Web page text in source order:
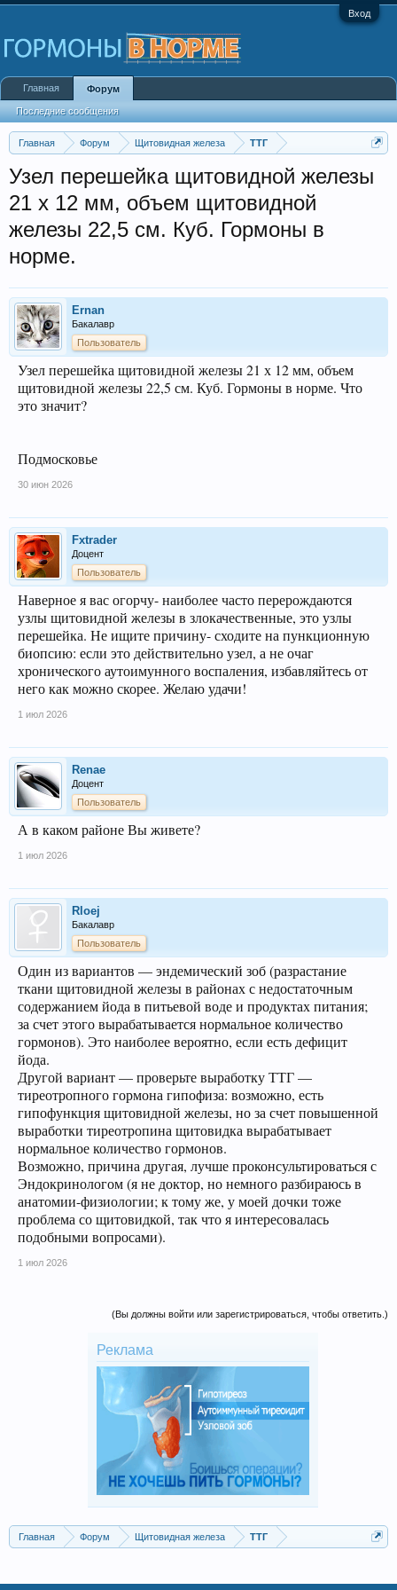
Вход
Главная Форум Щитовидная железа ТТГ
Узел перешейка щитовидной железы
21 х 12 мм, объем щитовидной
железы 22,5 см. Куб. Гормоны в
норме.
Ernan
Бакалавр
Пользователь
Узел перешейка щитовидной железы 21 х 12 мм, объем
щитовидной железы 22,5 см. Куб. Гормоны в норме. Что
это значит?
Подмосковье
30 июн 2026
Fxtrader
Доцент
Пользователь
Наверное я вас огорчу- наиболее часто перерождаются
узлы щитовидной железы в злокачественные, это узлы
перешейка. Не ищите причину- сходите на пункционную
биопсию: если это действительно узел, а не очаг
хронического аутоимунного воспаления, избавляйтесь от
него как можно скорее. Желаю удачи!
1 июл 2026
Renae
Доцент
Пользователь
А в каком районе Вы живете?
1 июл 2026
Rloej
Бакалавр
Пользователь
Один из вариантов — эндемический зоб (разрастание
ткани щитовидной железы в районах с недостаточным
содержанием йода в питьевой воде и продуктах питания;
за счет этого вырабатывается нормальное количество
гормонов). Это наиболее вероятно, если есть дефицит
йода.
Другой вариант — проверьте выработку ТТГ —
тиреотропного гормона гипофиза: возможно, есть
гипофункция щитовидной железы, но за счет повышенной
выработки тиреотропина щитовидка вырабатывает
нормальное количество гормонов.
Возможно, причина другая, лучше проконсультироваться с
Эндокринологом (я не доктор, но немного разбираюсь в
анатомии-физиологии; к тому же, у моей дочки тоже
проблема со щитовидкой, так что я интересовалась
подобными вопросами).
1 июл 2026
(Вы должны войти или зарегистрироваться, чтобы ответить.)
Реклама
Главная Форум Щитовидная железа ТТГ
Главная Форум
Последние сообщения